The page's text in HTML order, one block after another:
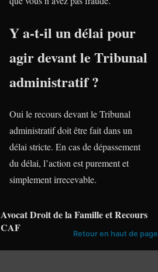
Y a-t-il un délai pour
agir devant le Tribunal
administratif ?
Oui le recours devant le Tribunal
administratif doit être fait dans un
délai stricte. En cas de dépassement
du délai, l’action est purement et
simplement irrecevable.
Avocat Droit de la Famille et Recours
CAF
Retour en haut de page